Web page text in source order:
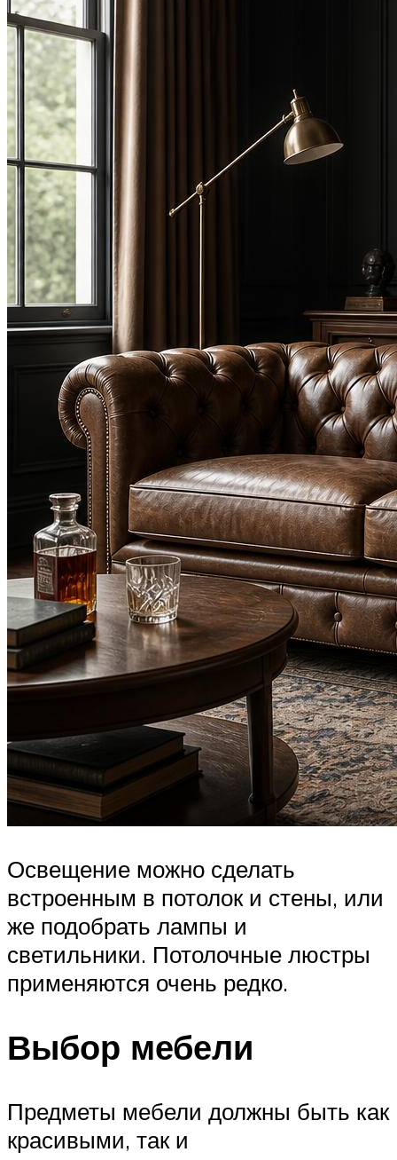
Освещение можно сделать
встроенным в потолок и стены, или
же подобрать лампы и
светильники. Потолочные люстры
применяются очень редко.
Выбор мебели
Предметы мебели должны быть как
красивыми, так и